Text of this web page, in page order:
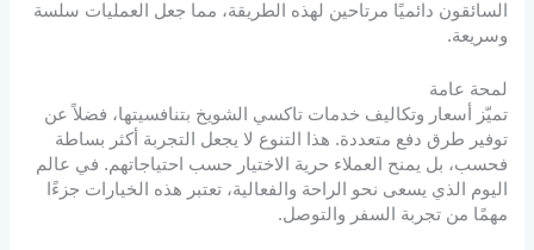
السائقون دائميًا مرتاحين لهذه الطريقة، مما جعل العمليات سلسة
وسريعة.
لمحة عامة
تميّز أسعار وتكاليف خدمات تاكسي الشويخ بتنافسيتها، فضلاً عن
توفير طرق دفع متعددة. هذا التنوع لا يجعل التجربة أكثر بساطة
فحسب، بل يمنح العملاء حرية الاختيار حسب احتياجاتهم. في عالم
اليوم الذي يسعى نحو الراحة والفعالية، تعتبر هذه الخيارات جزءًا
مهمًا من تجربة السفر والتوصل.